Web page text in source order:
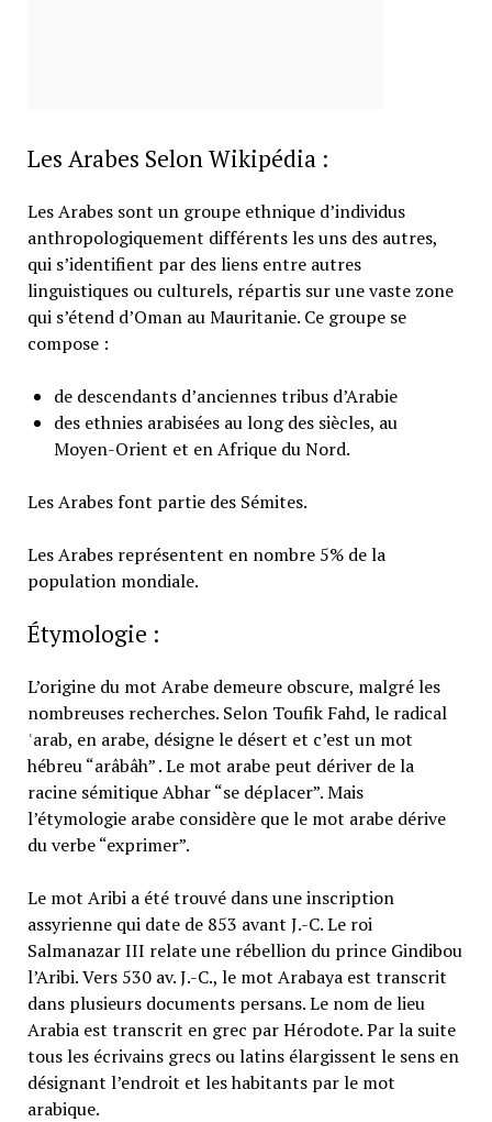
Les Arabes Selon Wikipédia :
Les Arabes sont un groupe ethnique d’individus
anthropologiquement différents les uns des autres,
qui s’identifient par des liens entre autres
linguistiques ou culturels, répartis sur une vaste zone
qui s’étend d’Oman au Mauritanie. Ce groupe se
compose :
de descendants d’anciennes tribus d’Arabie
des ethnies arabisées au long des siècles, au
Moyen-Orient et en Afrique du Nord.
Les Arabes font partie des Sémites.
Les Arabes représentent en nombre 5% de la
population mondiale.
Étymologie :
L’origine du mot Arabe demeure obscure, malgré les
nombreuses recherches. Selon Toufik Fahd, le radical
ʿarab, en arabe, désigne le désert et c’est un mot
hébreu “arâbâh” . Le mot arabe peut dériver de la
racine sémitique Abhar “se déplacer”. Mais
l’étymologie arabe considère que le mot arabe dérive
du verbe “exprimer”.
Le mot Aribi a été trouvé dans une inscription
assyrienne qui date de 853 avant J.-C. Le roi
Salmanazar III relate une rébellion du prince Gindibou
l’Aribi. Vers 530 av. J.-C., le mot Arabaya est transcrit
dans plusieurs documents persans. Le nom de lieu
Arabia est transcrit en grec par Hérodote. Par la suite
tous les écrivains grecs ou latins élargissent le sens en
désignant l’endroit et les habitants par le mot
arabique.